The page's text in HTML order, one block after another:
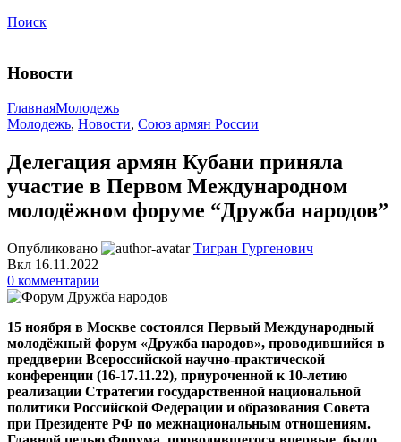
Поиск
Новости
ГлавнаяМолодежь
Молодежь, Новости, Союз армян России
Делегация армян Кубани приняла
участие в Первом Международном
молодёжном форуме “Дружба народов”
Опубликовано
Тигран Гургенович
Вкл 16.11.2022
0 комментарии
15 ноября в Москве состоялся Первый Международный
молодёжный форум «Дружба народов», проводившийся в
преддверии Всероссийской научно-практической
конференции (16-17.11.22), приуроченной к 10-летию
реализации Стратегии государственной национальной
политики Российской Федерации и образования Совета
при Президенте РФ по межнациональным отношениям.